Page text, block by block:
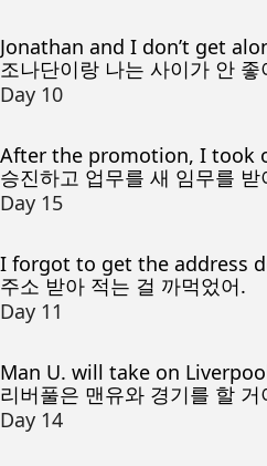
Jonathan and I don’t get
조나단이랑 나는 사이가 안 좋
Day 10
After the promotion, I took
승진하고 업무를 새 임무를 받
Day 15
I forgot to get the address
주소 받아 적는 걸 까먹었어.
Day 11
Man U. will take on
리버풀은 맨유와 경기를 할 거
Day 14